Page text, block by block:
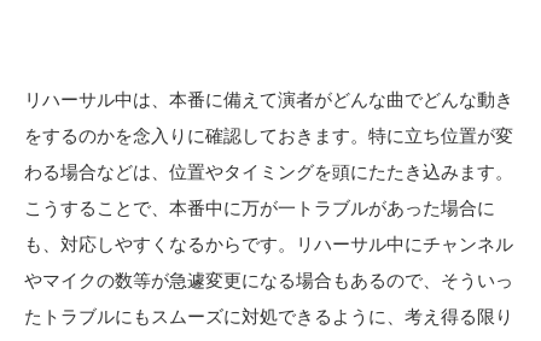
リハーサル中は、本番に備えて演者がどんな曲でどんな動き
をするのかを念入りに確認しておきます。特に立ち位置が変
わる場合などは、位置やタイミングを頭にたたき込みます。
こうすることで、本番中に万が一トラブルがあった場合に
も、対応しやすくなるからです。リハーサル中にチャンネル
やマイクの数等が急遽変更になる場合もあるので、そういっ
たトラブルにもスムーズに対処できるように、考え得る限り